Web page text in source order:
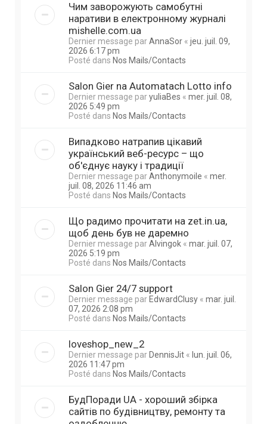
Чим заворожують самобутні
наративи в електронному журналі
mishelle.com.ua
Dernier message parAnnaSor « jeu. juil. 09,
2026 6:17 pm
Posté dans Nos Mails/Contacts
Salon Gier na Automatach Lotto info
Dernier message paryuliaBes « mer. juil. 08,
2026 5:49 pm
Posté dans Nos Mails/Contacts
Випадково натрапив цікавий
український веб-ресурс – що
об'єднує науку і традиції
Dernier message parAnthonymoile « mer.
juil. 08, 2026 11:46 am
Posté dans Nos Mails/Contacts
Що радимо прочитати на zet.in.ua,
щоб день був не даремно
Dernier message parAlvingok « mar. juil. 07,
2026 5:19 pm
Posté dans Nos Mails/Contacts
Salon Gier 24/7 support
Dernier message par EdwardClusy « mar. juil.
07, 2026 2:08 pm
Posté dans Nos Mails/Contacts
loveshop_new_2
Dernier message par DennisJit « lun. juil. 06,
2026 11:47 pm
Posté dans Nos Mails/Contacts
БудПоради UA - хороший збірка
сайтів по будівництву, ремонту та